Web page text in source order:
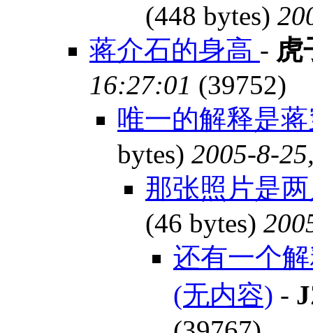
(448 bytes)
蒋介石的身高 - 虎
16:27:01 (39752)
唯一的解释是
bytes) 2005-8-
那张照片是
(46 bytes)
还有一个
(无内容) -